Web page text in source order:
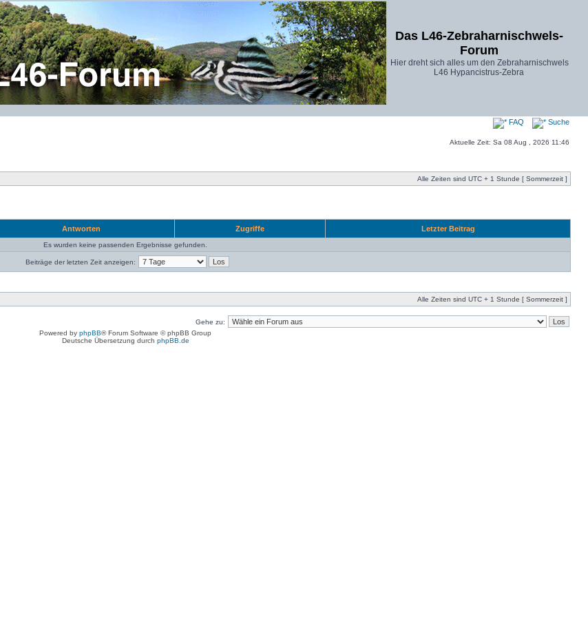
Das L46-Zebraharnischwels-
Forum
Hier dreht sich alles um den Zebraharnischwels
L46 Hypancistrus-Zebra
FAQ Suche
Aktuelle Zeit: Sa 08 Aug , 2026 11:46
Alle Zeiten sind UTC + 1 Stunde [ Sommerzeit ]
Antworten Zugriffe Letzter Beitrag
Es wurden keine passenden Ergebnisse gefunden.
Beiträge der letzten Zeit anzeigen:
Alle Zeiten sind UTC + 1 Stunde [ Sommerzeit ]
Gehe zu:
Powered by phpBB® Forum Software © phpBB Group
Deutsche Übersetzung durch phpBB.de